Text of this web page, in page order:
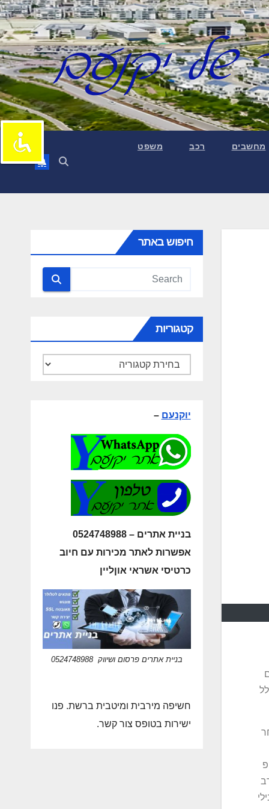
מחשבים רכב משפט
חיפוש באתר
קטגוריות
יוקנעם –
בניית אתרים – 0524748988
אפשרות לאתר מכירות עם חיוב
כרטיסי אשראי אוןליין
בניית אתרים פרסום ושיווק 0524748988
חשיפה מירבית ומיטבית ברשת. פנו
ישירות בטופס צור קשר.